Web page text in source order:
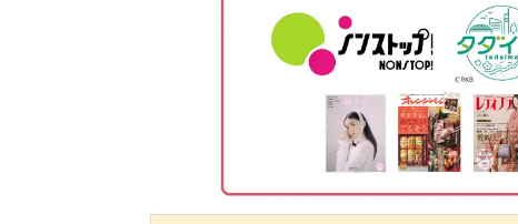
ホログラムやストーンをのせる
トップジェルを塗布する
未硬化ジェルを拭き取って形を整える